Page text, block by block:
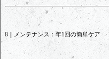
8｜メンテナンス：年1回の簡単ケア